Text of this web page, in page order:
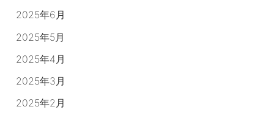
2025年6月
2025年5月
2025年4月
2025年3月
2025年2月